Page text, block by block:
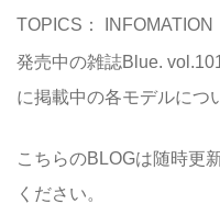
TOPICS：
INFOMATION
発売中の雑誌Blue.
に掲載中の各モデルにつ
こちらのBLOGは随時更
ください。